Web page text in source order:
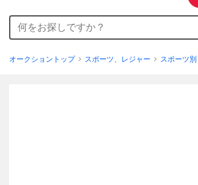
オークショントップ スポーツ、レジャー スポーツ別